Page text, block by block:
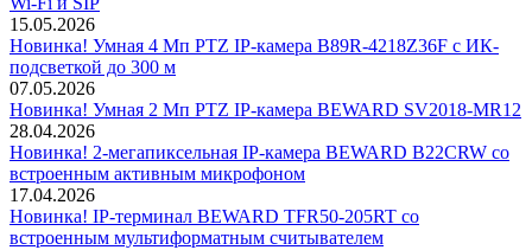
15.05.2026
Новинка! Умная 4 Мп PTZ IP-камера B89R-4218Z36F с ИК-
подсветкой до 300 м
07.05.2026
Новинка! Умная 2 Мп PTZ IP-камера BEWARD SV2018-MR12
28.04.2026
Новинка! 2-мегапиксельная IP-камера BEWARD B22CRW со
встроенным активным микрофоном
17.04.2026
Новинка! IP-терминал BEWARD TFR50-205RT со
встроенным мультиформатным считывателем